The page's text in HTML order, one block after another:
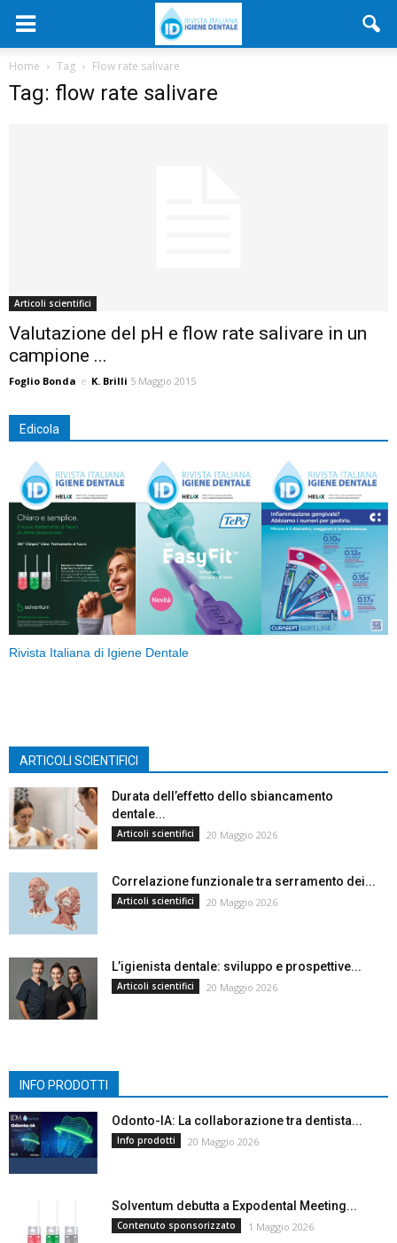
Home Tag Flow rate salivare
Tag: flow rate salivare
Articoli scientifici
Valutazione del pH e flow rate salivare in un
campione ...
Foglio Bonda e K. Brilli 5 Maggio 2015
Edicola
Rivista Italiana di Igiene Dentale
ARTICOLI SCIENTIFICI
Durata dell’effetto dello sbiancamento
dentale...
Articoli scientifici 20 Maggio 2026
Correlazione funzionale tra serramento dei...
Articoli scientifici 20 Maggio 2026
L’igienista dentale: sviluppo e prospettive...
Articoli scientifici 20 Maggio 2026
INFO PRODOTTI
Odonto-IA: La collaborazione tra dentista...
Info prodotti 20 Maggio 2026
Solventum debutta a Expodental Meeting...
Contenuto sponsorizzato 1 Maggio 2026